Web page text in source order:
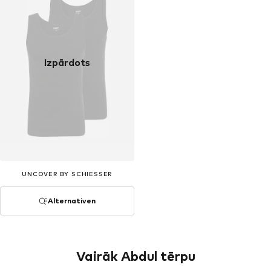
Izpārdots
UNCOVER BY SCHIESSER
Alternativen
Vairāk Abdul tērpu